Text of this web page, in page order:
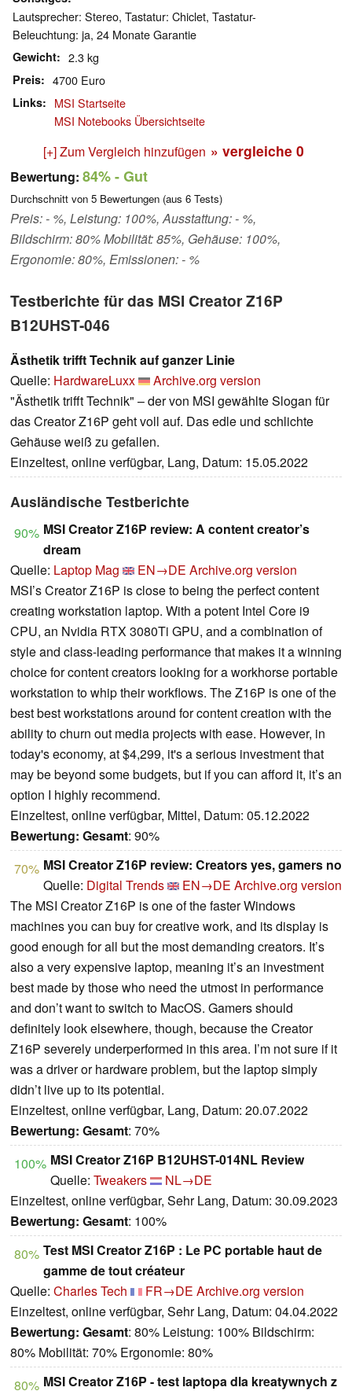
Lautsprecher: Stereo, Tastatur: Chiclet, Tastatur-
Beleuchtung: ja, 24 Monate Garantie
Gewicht 2.3 kg
Preis 4700 Euro
Links
MSI Startseite
MSI Notebooks Übersichtseite
[+] Zum Vergleich hinzufügen » vergleiche 0
Bewertung: 84%- Gut
Durchschnitt von 5 Bewertungen (aus 6 Tests)
Preis: - %, Leistung: 100%, Ausstattung: - %,
Bildschirm: 80% Mobilität: 85%, Gehäuse: 100%,
Ergonomie: 80%, Emissionen: - %
Testberichte für das MSI Creator Z16P
B12UHST-046
Ästhetik trifft Technik auf ganzer Linie
Quelle: HardwareLuxx
Archive.org version
"Ästhetik trifft Technik" – der von MSI gewählte Slogan für
das Creator Z16P geht voll auf. Das edle und schlichte
Gehäuse weiß zu gefallen.
Einzeltest, online verfügbar, Lang, Datum: 15.05.2022
Ausländische Testberichte
90% MSI Creator Z16P review: A content creator’s
dream
Quelle: Laptop Mag EN→DE Archive.org version
MSI’s Creator Z16P is close to being the perfect content
creating workstation laptop. With a potent Intel Core i9
CPU, an Nvidia RTX 3080Ti GPU, and a combination of
style and class-leading performance that makes it a winning
choice for content creators looking for a workhorse portable
workstation to whip their workflows. The Z16P is one of the
best best workstations around for content creation with the
ability to churn out media projects with ease. However, in
today's economy, at $4,299, it's a serious investment that
may be beyond some budgets, but if you can afford it, it’s an
option I highly recommend.
Einzeltest, online verfügbar, Mittel, Datum: 05.12.2022
Bewertung: Gesamt: 90%
70% MSI Creator Z16P review: Creators yes, gamers no
Quelle: Digital Trends EN→DE Archive.org version
The MSI Creator Z16P is one of the faster Windows
machines you can buy for creative work, and its display is
good enough for all but the most demanding creators. It’s
also a very expensive laptop, meaning it’s an investment
best made by those who need the utmost in performance
and don’t want to switch to MacOS. Gamers should
definitely look elsewhere, though, because the Creator
Z16P severely underperformed in this area. I’m not sure if it
was a driver or hardware problem, but the laptop simply
didn’t live up to its potential.
Einzeltest, online verfügbar, Lang, Datum: 20.07.2022
Bewertung: Gesamt: 70%
100% MSI Creator Z16P B12UHST-014NL Review
Quelle: Tweakers
NL→DE
Einzeltest, online verfügbar, Sehr Lang, Datum: 30.09.2023
Bewertung: Gesamt: 100%
80% Test MSI Creator Z16P : Le PC portable haut de
gamme de tout créateur
Quelle: Charles Tech FR→DE Archive.org version
Einzeltest, online verfügbar, Sehr Lang, Datum: 04.04.2022
Bewertung: Gesamt: 80% Leistung: 100% Bildschirm:
80% Mobilität: 70% Ergonomie: 80%
80% MSI Creator Z16P - test laptopa dla kreatywnych z